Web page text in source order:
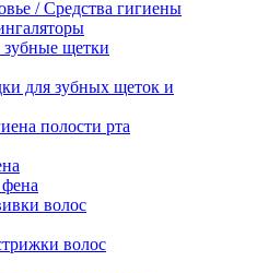
/ Средства гигиены
зубные щетки
для зубных щеток и
полости рта
волос
волос